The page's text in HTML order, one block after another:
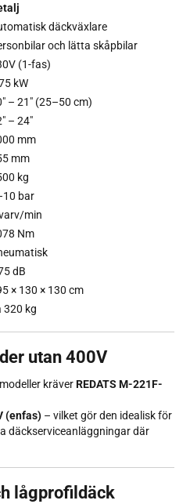
däckväxlare
och lätta skåpbilar
(1-fas)
kW
– 21" (25–50 cm)
– 24"
mm
mm
kg
bar
min
Nm
dB
× 130 × 130 cm
320 kg
utan 400V
kräverREDATS M-221F-
(enfas) – vilket gör den idealisk för
däckserviceanläggningar där
lågprofildäck